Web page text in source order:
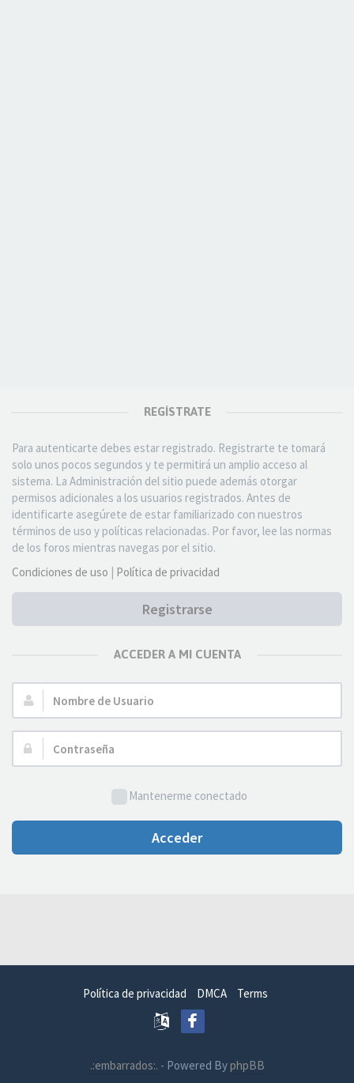
REGÍSTRATE
Para autenticarte debes estar registrado. Registrarte te tomará
solo unos pocos segundos y te permitirá un amplio acceso al
sistema. La Administración del sitio puede además otorgar
permisos adicionales a los usuarios registrados. Antes de
identificarte asegúrete de estar familiarizado con nuestros
términos de uso y políticas relacionadas. Por favor, lee las normas
de los foros mientras navegas por el sitio.
Condiciones de uso | Política de privacidad
Registrarse
ACCEDER A MI CUENTA
Nombre
de
Usuario:
Contraseña:
Mantenerme conectado
Acceder
Política de privacidad DMCA Terms
.:embarrados:. - Powered ByphpBB